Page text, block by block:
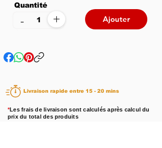
Quantité
+
- Ajouter
Livraison rapide entre 15 - 20 mins
*Les frais de livraison sont calculés après calcul du
prix du total des produits